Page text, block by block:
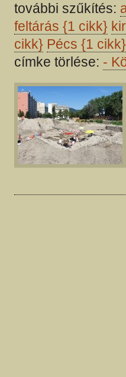
további szűkítés:
feltárás {1 cikk}
cikk} Pécs {1 cikk}
címke törlése: -